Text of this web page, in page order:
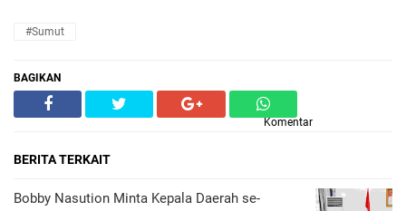
#Sumut
BAGIKAN
Komentar
BERITA TERKAIT
Bobby Nasution Minta Kepala Daerah se-